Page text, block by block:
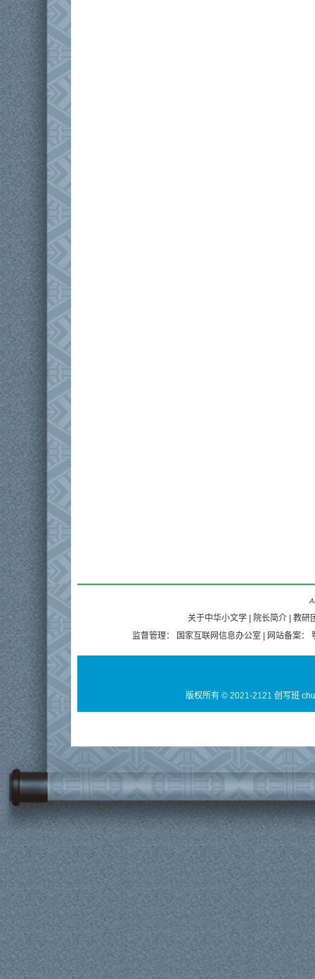
关于中华小文学 院长简介
教研
监督管理：
国家互联网信息办公室 | 网站备案：
版权所有 © 2021-2121 创写班